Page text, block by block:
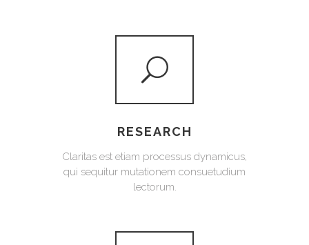
RESEARCH
Claritas est etiam processus dynamicus,
qui sequitur mutationem consuetudium
lectorum.